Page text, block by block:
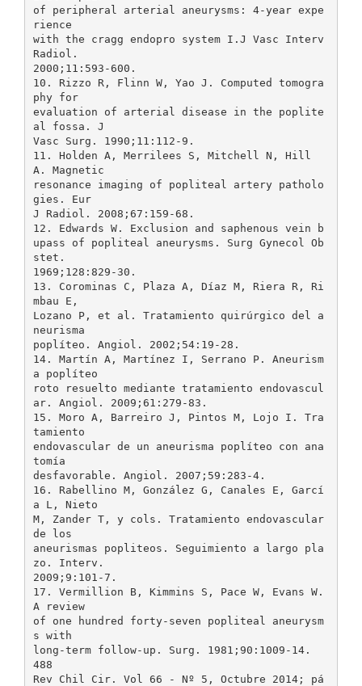
of peripheral arterial aneurysms: 4-year expe
rience
with the cragg endopro system I.J Vasc Interv
Radiol.
2000;11:593-600.
10. Rizzo R, Flinn W, Yao J. Computed tomogra
phy for
evaluation of arterial disease in the poplite
al fossa. J
Vasc Surg. 1990;11:112-9.
11. Holden A, Merrilees S, Mitchell N, Hill
A. Magnetic
resonance imaging of popliteal artery patholo
gies. Eur
J Radiol. 2008;67:159-68.
12. Edwards W. Exclusion and saphenous vein b
upass of popliteal aneurysms. Surg Gynecol Ob
stet.
1969;128:829-30.
13. Corominas C, Plaza A, Díaz M, Riera R, Ri
mbau E,
Lozano P, et al. Tratamiento quirúrgico del a
neurisma
poplíteo. Angiol. 2002;54:19-28.
14. Martín A, Martínez I, Serrano P. Aneurism
a poplíteo
roto resuelto mediante tratamiento endovascul
ar. Angiol. 2009;61:279-83.
15. Moro A, Barreiro J, Pintos M, Lojo I. Tra
tamiento
endovascular de un aneurisma poplíteo con ana
tomía
desfavorable. Angiol. 2007;59:283-4.
16. Rabellino M, González G, Canales E, Garcí
a L, Nieto
M, Zander T, y cols. Tratamiento endovascular
de los
aneurismas popliteos. Seguimiento a largo pla
zo. Interv.
2009;9:101-7.
17. Vermillion B, Kimmins S, Pace W, Evans W.
A review
of one hundred forty-seven popliteal aneurysm
s with
long-term follow-up. Surg. 1981;90:1009-14.
488
Rev Chil Cir. Vol 66 - Nº 5, Octubre 2014; pá